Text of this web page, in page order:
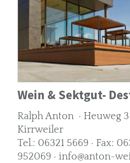
Wein & Sektgut-
Ralph Anton · Heuweg 3
Kirrweiler
Tel.: 06321 5669 · Fax:
952069 · info@anton-